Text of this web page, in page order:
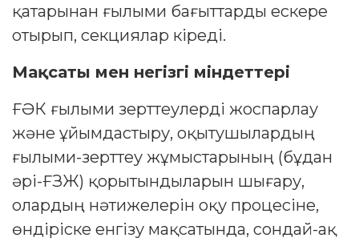
қатарынан ғылыми бағыттарды ескере
отырып, секциялар кіреді.
Мақсаты мен негізгі міндеттері
ҒӘК ғылыми зерттеулерді жоспарлау
және ұйымдастыру, оқытушылардың
ғылыми-зерттеу жұмыстарының (бұдан
әрі-ҒЗЖ) қорытындыларын шығару,
олардың нәтижелерін оқу процесіне,
өндіріске енгізу мақсатында, сондай-ақ